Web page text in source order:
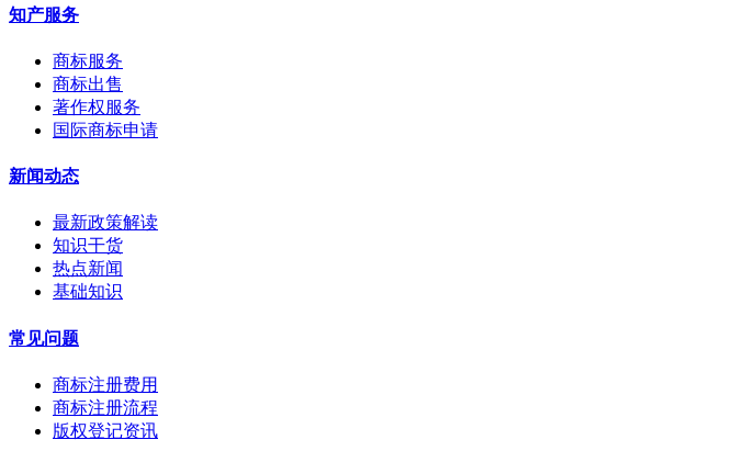
知产服务
商标服务
商标出售
著作权服务
国际商标申请
新闻动态
最新政策解读
知识干货
热点新闻
基础知识
常见问题
商标注册费用
商标注册流程
版权登记资讯